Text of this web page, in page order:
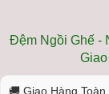
Đệm Ngồi Ghế -
🚚 Giao Hàng Toàn